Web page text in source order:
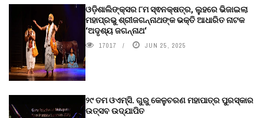
ଓଡ଼ିଶାଲିଙ୍କ୍ସର ୮ମ ସ୍ଵନକ୍ଷତ୍ର, ଲୁହରେ ଭିଜାଇଲା
ମହାପ୍ରଭୁ ଶ୍ରୀଜଗନ୍ନାଥଙ୍କ ଭକ୍ତି ଆଧାରିତ ନାଟକ
‘ଅଦୃଶ୍ୟ ଜଗନ୍ନାଥ‘
17017 JUN 25, 2025
୨୯ ତମ ଓଏମ୍‌ସି. ଗୁରୁ କେଳୁଚରଣ ମହାପାତ୍ର ପୁରସ୍କାର
ଉତ୍ସବ ଉଦ୍‍ଯାପିତ